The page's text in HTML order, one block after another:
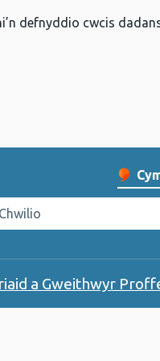
defnyddio cwcis
gwefan Iechyd
a Gweithwyr